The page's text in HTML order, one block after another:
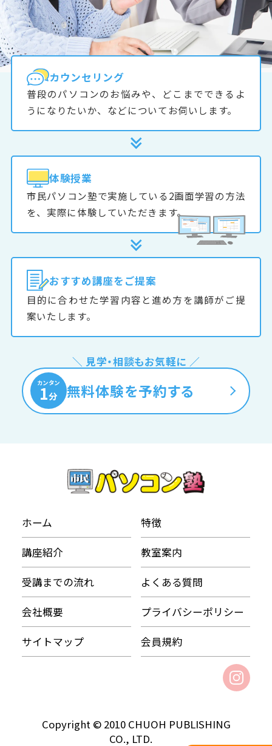
カウンセリング
普段のパソコンのお悩みや、どこまでできるよ
うになりたいか、などについてお伺いします。
体験授業
市民パソコン塾で実施している2画面学習の方法
を、実際に体験していただきます。
おすすめ講座をご提案
目的に合わせた学習内容と進め方を講師がご提
案いたします。
＼ 見学・相談もお気軽に ／
カンタン
1分 無料体験を予約する
ホーム 特徴
講座紹介 教室案内
受講までの流れ よくある質問
会社概要 プライバシーポリシー
サイトマップ 会員規約
Copyright © 2010 CHUOH PUBLISHING
CO., LTD.